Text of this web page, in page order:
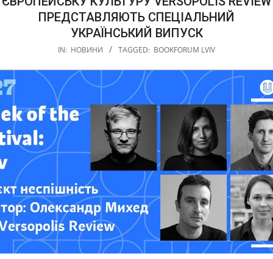
ПРЕДСТАВЛЯЮТЬ СПЕЦІАЛЬНИЙ
УКРАЇНСЬКИЙ ВИПУСК
IN: НОВИНИ TAGGED: BOOKFORUM LVIV